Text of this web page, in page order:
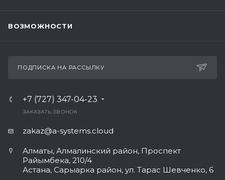
ВОЗМОЖНОСТИ
ПОДПИСКА НА РАССЫЛКУ
+7 (727) 347-04-23
ЗАКАЗАТЬ ЗВОНОК
zakaz@a-systems.cloud
Алматы, ​Алмалинский район, Проспект
Райымбека, 210/4
Астана, Сарыарка район, ул. Тарас Шевченко, 6​